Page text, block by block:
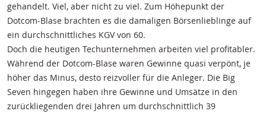
gehandelt. Viel, aber nicht zu viel. Zum Höhepunkt der
Dotcom-Blase brachten es die damaligen Börsenlieblinge auf
ein durchschnittliches KGV von 60.
Doch die heutigen Techunternehmen arbeiten viel profitabler.
Während der Dotcom-Blase waren Gewinne quasi verpönt, je
höher das Minus, desto reizvoller für die Anleger. Die Big
Seven hingegen haben ihre Gewinne und Umsätze in den
zurückliegenden drei Jahren um durchschnittlich 39